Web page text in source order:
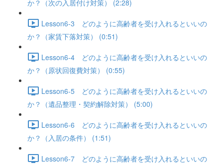
か？（次の入居付け対策） (2:28)
Lesson6-3 どのように高齢者を受け入れるといいの
か？（家賃下落対策） (0:51)
Lesson6-4 どのように高齢者を受け入れるといいの
か？（原状回復費対策） (0:55)
Lesson6-5 どのように高齢者を受け入れるといいの
か？（遺品整理・契約解除対策） (5:00)
Lesson6-6 どのように高齢者を受け入れるといいの
か？（入居の条件） (1:51)
Lesson6-7 どのように高齢者を受け入れるといいの